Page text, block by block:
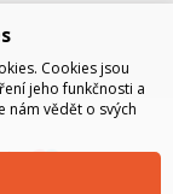
Cookies jsou
jeho funkčnosti a
nám vědět o svých